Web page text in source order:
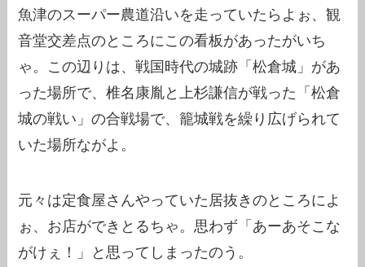
魚津のスーパー農道沿いを走っていたらよぉ、観
音堂交差点のところにこの看板があったがいち
ゃ。この辺りは、戦国時代の城跡「松倉城」があ
った場所で、椎名康胤と上杉謙信が戦った「松倉
城の戦い」の合戦場で、籠城戦を繰り広げられて
いた場所ながよ。
元々は定食屋さんやっていた居抜きのところによ
ぉ、お店ができとるちゃ。思わず「あーあそこな
がけぇ！」と思ってしまったのう。